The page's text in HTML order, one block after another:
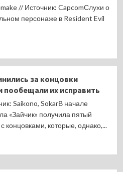
// Источник: CapcomСлухи о
персонаже в Resident Evil
за концовки
пообещали их исправить
Saikono, SokarВ начале
«Зайчик» получила пятый
концовками, которые, однако,...